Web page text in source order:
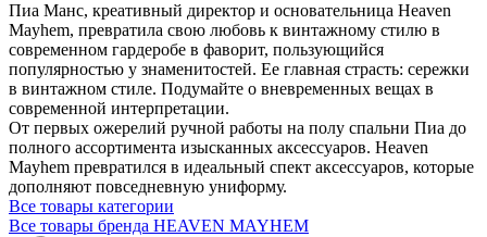
Пиа Манс, креативный директор и основательница Heaven
Mayhem, превратила свою любовь к винтажному стилю в
современном гардеробе в фаворит, пользующийся
популярностью у знаменитостей. Ее главная страсть: сережки
в винтажном стиле. Подумайте о вневременных вещах в
современной интерпретации.
От первых ожерелий ручной работы на полу спальни Пиа до
полного ассортимента изысканных аксессуаров. Heaven
Mayhem превратился в идеальный спект аксессуаров, которые
дополняют повседневную униформу.
Все товары категории
Все товары бренда HEAVEN MAYHEM